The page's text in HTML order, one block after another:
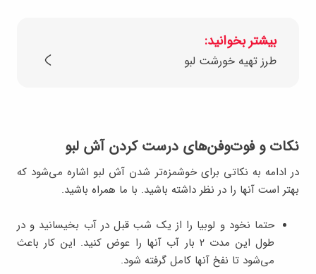
بیشتر بخوانید:
طرز تهیه خورشت لبو
نکات و فوت‌و‌فن‌های درست کردن آش لبو
در ادامه به نکاتی برای خوشمزه‌تر شدن آش لبو اشاره می‌شود که
بهتر است آنها را در نظر داشته باشید. با ما همراه باشید.
حتما نخود و لوبیا را از یک شب قبل در آب بخیسانید و در
طول این مدت ۲ بار آب آنها را عوض کنید. این کار باعث
می‌شود تا نفخ آنها کامل گرفته شود.